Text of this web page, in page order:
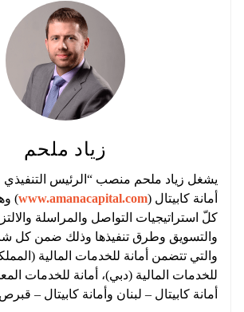
زياد ملحم
يشغل زياد ملحم منصب “الرئيس التنفيذي
أمانة كابيتال (www.amanacapital.com
)
كلّ استراتيجيات التواصل والمراسلة
والتسويق وطرق تنفيذها وذلك ضمن كل
والتي تتضمن أمانة للخدمات المالية
للخدمات المالية (دبي)، أمانة للخدمات
أمانة كابيتال – لبنان وأمانة كابيتال –